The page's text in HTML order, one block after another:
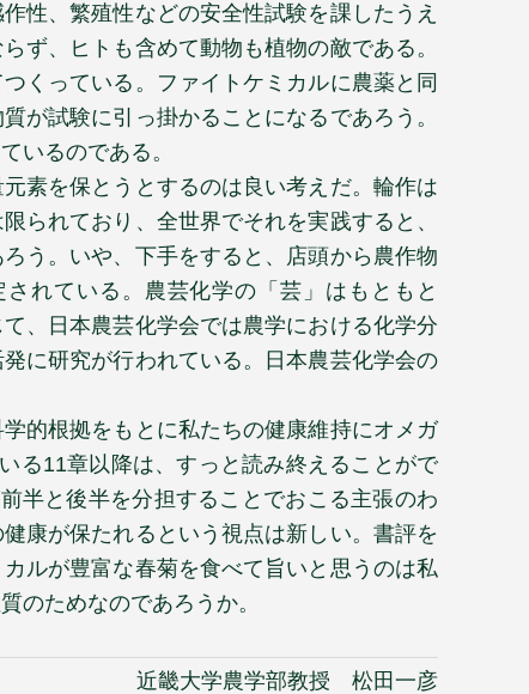
性、繁殖性などの安全性試験を課したうえ
ず、ヒトも含めて動物も植物の敵である。
くっている。ファイトケミカルに農薬と同
が試験に引っ掛かることになるであろう。
いるのである。
素を保とうとするのは良い考えだ。輪作は
られており、全世界でそれを実践すると、
う。いや、下手をすると、店頭から農作物
れている。農芸化学の「芸」はもともと
、日本農芸化学会では農学における化学分
に研究が行われている。日本農芸化学会の
的根拠をもとに私たちの健康維持にオメガ
る11章以降は、すっと読み終えることがで
半と後半を分担することでおこる主張のわ
康が保たれるという視点は新しい。書評を
ルが豊富な春菊を食べて旨いと思うのは私
のためなのであろうか。
近畿大学農学部教授 松田一彦